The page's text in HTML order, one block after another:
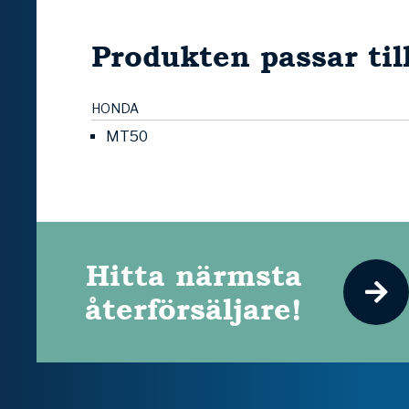
Produkten passar
HONDA
MT50
Hitta närmsta
återförsäljare!